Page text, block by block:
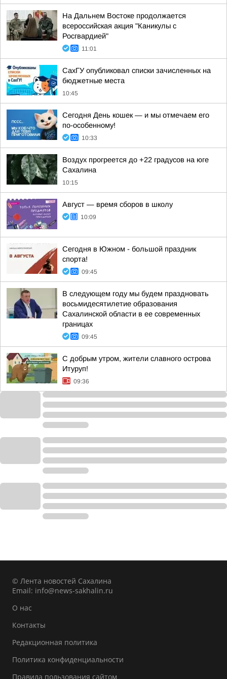
На Дальнем Востоке продолжается
всероссийская акция "Каникулы с
Росгвардией"
11:01
СахГУ опубликовал списки зачисленных на
бюджетные места
10:45
Сегодня День кошек — и мы отмечаем его
по-особенному!
10:33
Воздух прогреется до +22 градусов на юге
Сахалина
10:15
Август — время сборов в школу
10:09
Сегодня в Южном - большой праздник
спорта!
09:45
В следующем году мы будем праздновать
восьмидесятилетие образования
Сахалинской области в ее современных
границах
09:45
С добрым утром, жители славного острова
Итуруп!
09:36
© Лента новостей Сахалина
Email: info@news-sakhalin.ru
О нас
Контакты
Редакционная политика
Политика конфиденциальности
Правила пользования сайтом